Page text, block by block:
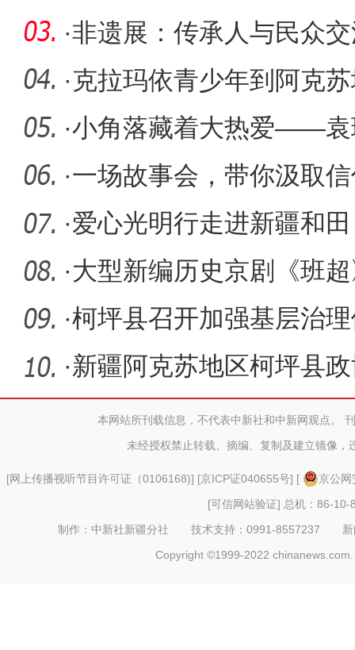
大关
·非遗展：传承人与民众
·克拉玛依青少年到阿克
·小角落藏着大热爱——袁
创新表达
·一场故事会，带你汲取
·爱心光明行走进新疆和
患者实施
·大型新编历史京剧《班
区柯坪县
·柯坪县召开加强基层治
代化建设
·新疆阿克苏地区柯坪县
地观摩城
本网站所刊载信息，不代表中新社和中新网观点。
未经授权禁止转载、摘编、复制及建立镜像，
[网上传播视听节目许可证（0106168)] [京ICP证040655号] [
京公
[可信网站验证] 总机：86-10-
制作：中新社新疆分社 技术支持：0991-8557237
Copyright ©1999-2022